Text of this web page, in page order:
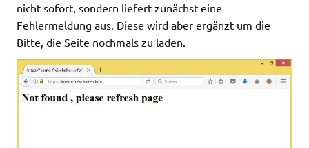
nicht sofort, sondern liefert zunächst eine
Fehlermeldung aus. Diese wird aber ergänzt um die
Bitte, die Seite nochmals zu laden.